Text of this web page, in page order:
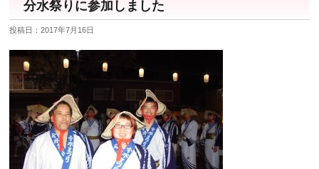
分水祭りに参加しました
投稿日：2017年7月16日